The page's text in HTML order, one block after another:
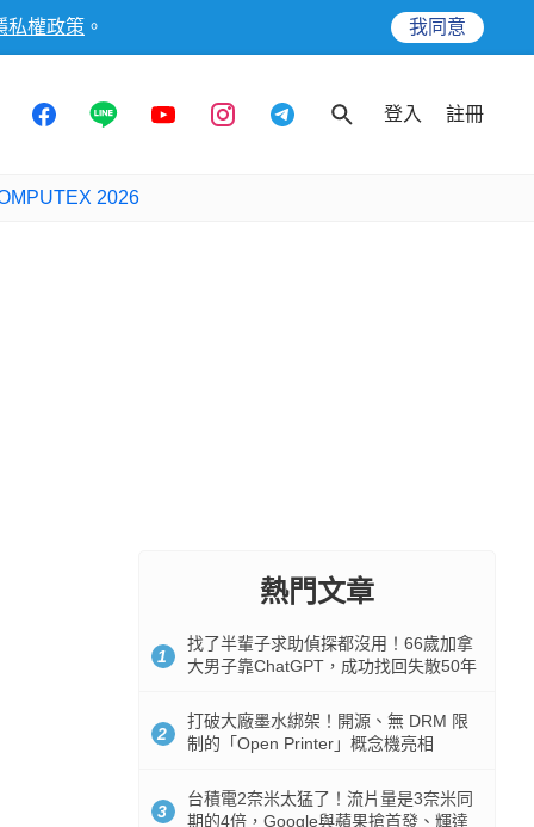
私權政策 。 我同意
登入 註冊
2026
熱門文章
1
找了半輩子求助偵探都沒用！66歲加拿
大男子靠ChatGPT，成功找回失散50年
2
打破大廠墨水綁架！開源、無 DRM 限
制的「Open Printer」概念機亮相
3
台積電2奈米太猛了！流片量是3奈米同
期的4倍，Google與蘋果搶首發、輝達